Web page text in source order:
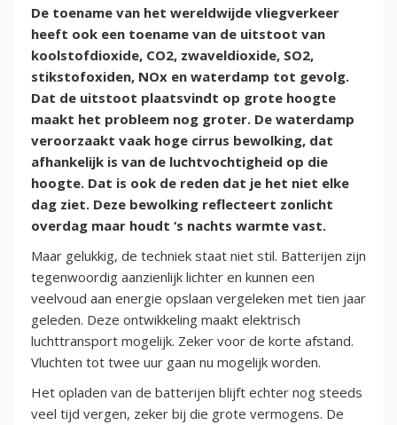
De toename van het wereldwijde vliegverkeer
heeft ook een toename van de uitstoot van
koolstofdioxide, CO2, zwaveldioxide, SO2,
stikstofoxiden, NOx en waterdamp tot gevolg.
Dat de uitstoot plaatsvindt op grote hoogte
maakt het probleem nog groter. De waterdamp
veroorzaakt vaak hoge cirrus bewolking, dat
afhankelijk is van de luchtvochtigheid op die
hoogte. Dat is ook de reden dat je het niet elke
dag ziet. Deze bewolking reflecteert zonlicht
overdag maar houdt ‘s nachts warmte vast.
Maar gelukkig, de techniek staat niet stil. Batterijen zijn
tegenwoordig aanzienlijk lichter en kunnen een
veelvoud aan energie opslaan vergeleken met tien jaar
geleden. Deze ontwikkeling maakt elektrisch
luchttransport mogelijk. Zeker voor de korte afstand.
Vluchten tot twee uur gaan nu mogelijk worden.
Het opladen van de batterijen blijft echter nog steeds
veel tijd vergen, zeker bij die grote vermogens. De